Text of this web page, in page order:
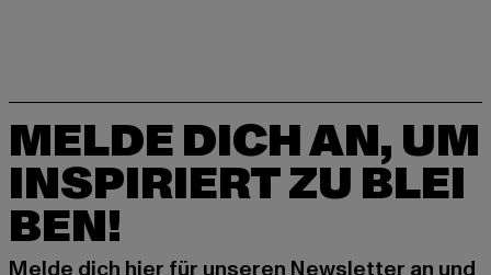
MELDE DICH AN, UM
INSPIRIERT ZU BLEI
BEN!